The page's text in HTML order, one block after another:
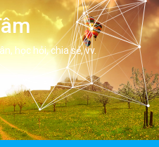
học hỏi, chia sẻ, vv.